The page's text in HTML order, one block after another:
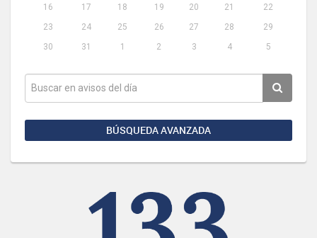
16
17 18 19 20 21
22
23
24 25 26 27 28
29
30
31 1 2 3 4 5
BÚSQUEDA AVANZADA